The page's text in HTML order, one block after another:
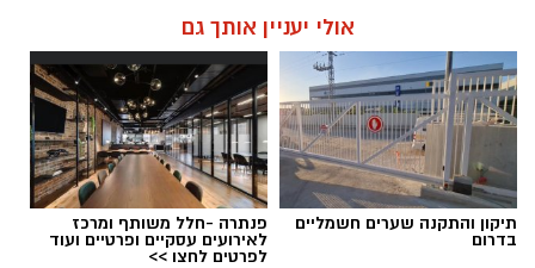
אולי יעניין אותך גם
תיקון והתקנה שערים חשמליים
בדרום
פנתרה -חלל משותף ומרכז
לאירועים עסקיים ופרטיים ועוד
לפרטים לחצו >>